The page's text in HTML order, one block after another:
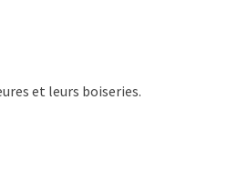
et leurs boiseries.